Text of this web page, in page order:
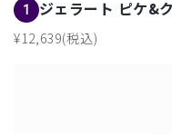
1 ジェラート ピケ&
¥12,639(税込)